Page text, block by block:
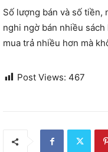
Số lượng bán và số tiền,
nghi ngờ bán nhiều
mua trả nhiều hơn mà
Post Views: 467